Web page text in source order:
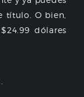
título. O bien,
dólares